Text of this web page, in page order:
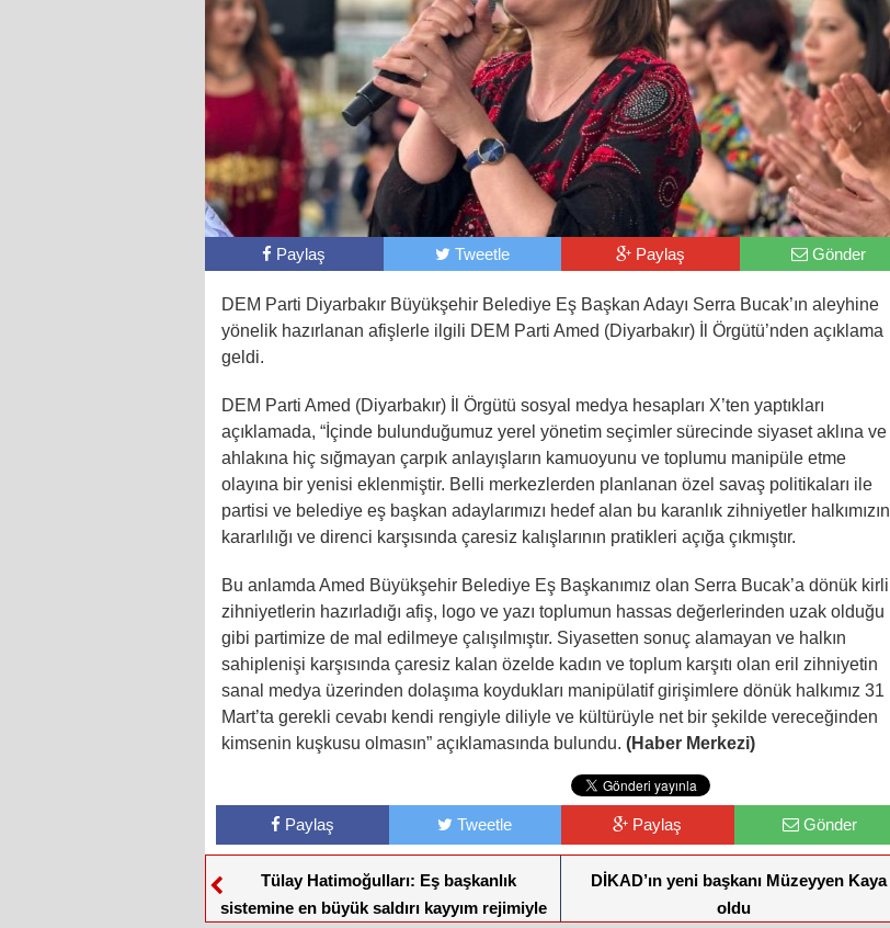
Paylaş Tweetle Paylaş Gönder
DEM Parti Diyarbakır Büyükşehir Belediye Eş Başkan Adayı Serra Bucak’ın aleyhine
yönelik hazırlanan afişlerle ilgili DEM Parti Amed (Diyarbakır) İl Örgütü’nden açıklama
geldi.
DEM Parti Amed (Diyarbakır) İl Örgütü sosyal medya hesapları X’ten yaptıkları
açıklamada, “İçinde bulunduğumuz yerel yönetim seçimler sürecinde siyaset aklına ve
ahlakına hiç sığmayan çarpık anlayışların kamuoyunu ve toplumu manipüle etme
olayına bir yenisi eklenmiştir. Belli merkezlerden planlanan özel savaş politikaları ile
partisi ve belediye eş başkan adaylarımızı hedef alan bu karanlık zihniyetler halkımızın
kararlılığı ve direnci karşısında çaresiz kalışlarının pratikleri açığa çıkmıştır.
Bu anlamda Amed Büyükşehir Belediye Eş Başkanımız olan Serra Bucak’a dönük kirli
zihniyetlerin hazırladığı afiş, logo ve yazı toplumun hassas değerlerinden uzak olduğu
gibi partimize de mal edilmeye çalışılmıştır. Siyasetten sonuç alamayan ve halkın
sahiplenişi karşısında çaresiz kalan özelde kadın ve toplum karşıtı olan eril zihniyetin
sanal medya üzerinden dolaşıma koydukları manipülatif girişimlere dönük halkımız 31
Mart’ta gerekli cevabı kendi rengiyle diliyle ve kültürüyle net bir şekilde vereceğinden
kimsenin kuşkusu olmasın” açıklamasında bulundu. (Haber Merkezi)
Paylaş Tweetle Paylaş Gönder
Tülay Hatimoğulları: Eş başkanlık
sistemine en büyük saldırı kayyım rejimiyle
DİKAD’ın yeni başkanı Müzeyyen Kaya
oldu